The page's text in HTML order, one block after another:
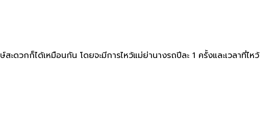
วกก็ได้เหมือนกัน โดยจะมีการไหว้แม่ย่านางรถปีละ 1 ครั้งและเวลาที่ไหว้